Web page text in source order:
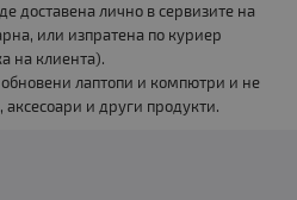
доставена лично в сервизите на
или изпратена по куриер
на клиента).
обновени лаптопи и компютри и не
аксесоари и други продукти.